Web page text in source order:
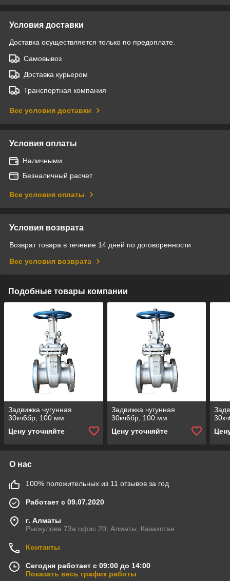
Условия доставки
Доставка осуществляется только по предоплате.
Самовывоз
Доставка курьером
Транспортная компания
Все условия доставки
Условия оплаты
Наличными
Безналичный расчет
Все условия оплаты
Условия возврата
Возврат товара в течение 14 дней по договоренности
Все условия возврата
Подобные товары компании
Задвижка чугунная
30кч6бр, 100 мм
Цену уточняйте
Задвижка чугунная
30кч6бр, 100 мм
Цену уточняйте
О нас
100% положительных из 11 отзывов за год
Работает с 09.07.2020
г. Алматы
Рыскулова 73а офис 20, Алматы, Казахстан
Контакты
Сегодня работает с 09:00 до 14:00
Показать весь график работы